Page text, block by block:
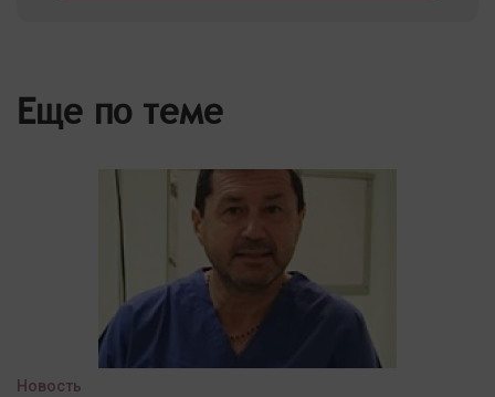
Еще по теме
Новость